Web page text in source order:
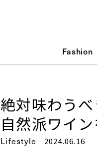
Fashion
絶対味わう
自然派ワイ
Lifestyle 2024.06.16